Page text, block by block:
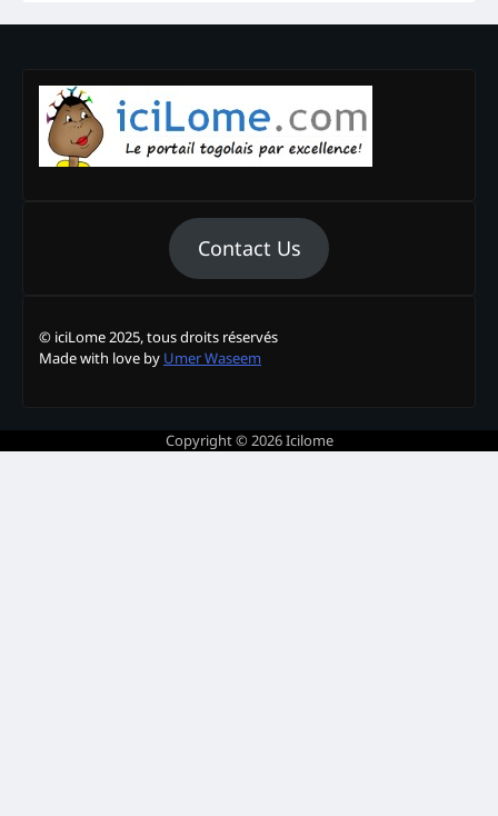
Contact Us
© iciLome 2025, tous droits réservés
Made with love by Umer Waseem
Copyright © 2026Icilome